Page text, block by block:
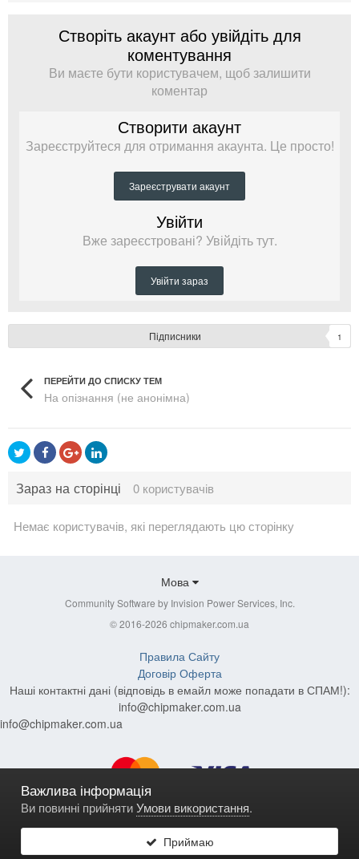
Створіть акаунт або увійдіть для
коментування
Ви маєте бути користувачем, щоб залишити
коментар
Створити акаунт
Зареєструйтеся для отримання акаунта. Це просто!
Зареєструвати акаунт
Увійти
Вже зареєстровані? Увійдіть тут.
Увійти зараз
Підписники 1
ПЕРЕЙТИ ДО СПИСКУ ТЕМ
На опізнання (не анонімна)
Зараз на сторінці 0 користувачів
Немає користувачів, які переглядають цю сторінку
Мова
Community Software by Invision Power Services, Inc.
© 2016-2026 chipmaker.com.ua
Важлива інформація
Ви повинні прийнятиУмови використання.
Приймаю
Правила Сайту
Договір Оферта
Наші контактні дані (відповідь в емайл може попадати в СПАМ!):
info@chipmaker.com.ua
info@chipmaker.com.ua